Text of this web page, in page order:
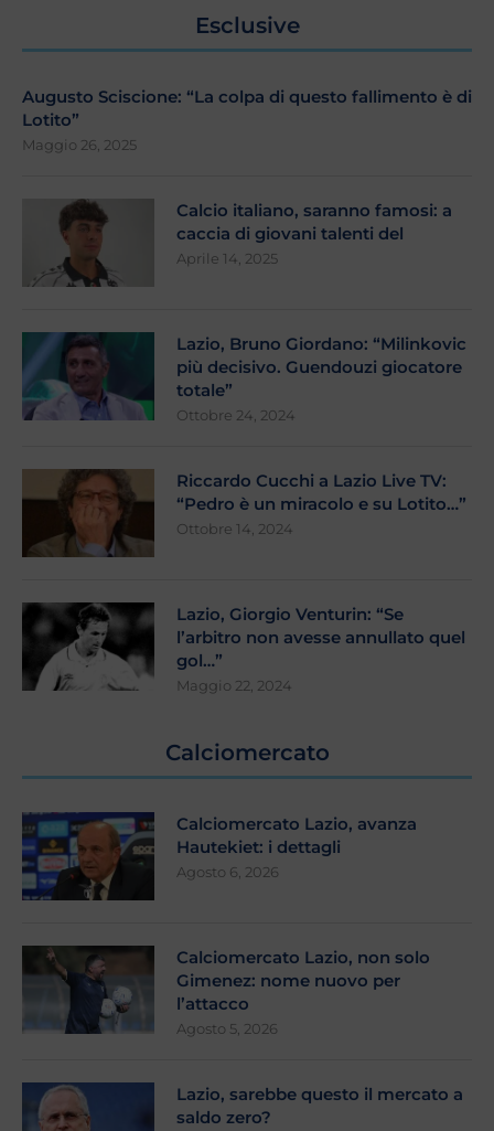
Esclusive
Augusto Sciscione: “La colpa di questo fallimento è di
Lotito”
Maggio 26, 2025
Calcio italiano, saranno famosi: a
caccia di giovani talenti del
Aprile 14, 2025
Lazio, Bruno Giordano: “Milinkovic
più decisivo. Guendouzi giocatore
totale”
Ottobre 24, 2024
Riccardo Cucchi a Lazio Live TV:
“Pedro è un miracolo e su Lotito…”
Ottobre 14, 2024
Lazio, Giorgio Venturin: “Se
l’arbitro non avesse annullato quel
gol…”
Maggio 22, 2024
Calciomercato
Calciomercato Lazio, avanza
Hautekiet: i dettagli
Agosto 6, 2026
Calciomercato Lazio, non solo
Gimenez: nome nuovo per
l’attacco
Agosto 5, 2026
Lazio, sarebbe questo il mercato a
saldo zero?